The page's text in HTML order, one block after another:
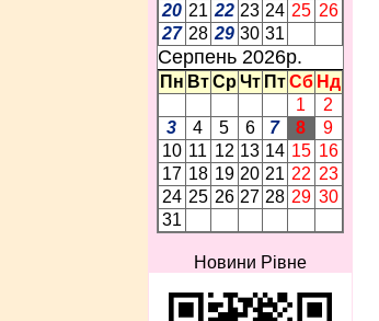
20 21 22 23 24 25 26
27 28 29 30 31
Серпень 2026p.
Пн Вт Ср Чт Пт Сб Нд
1
2
3
4 5 6 7 8
9
10 11 12 13 14 15 16
17 18 19 20 21 22 23
24 25 26 27 28 29 30
31
Новини Рівне